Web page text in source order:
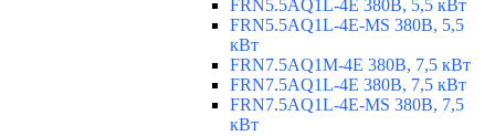
FRN5.5AQ1L-4E 380В, 5,5 кВт
FRN5.5AQ1L-4E-MS 380В, 5,5
кВт
FRN7.5AQ1M-4E 380В, 7,5 кВт
FRN7.5AQ1L-4E 380В, 7,5 кВт
FRN7.5AQ1L-4E-MS 380В, 7,5
кВт